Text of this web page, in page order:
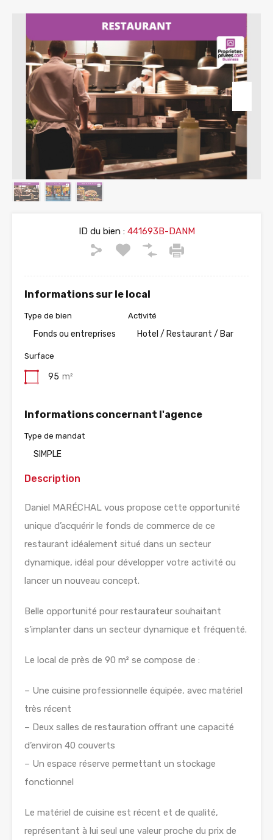
ID du bien :441693B-DANM
Informations sur le local
Type de bien
Fonds ou entreprises
Activité
Hotel / Restaurant / Bar
Surface
95 m²
Informations concernant l'agence
Type de mandat
SIMPLE
Description
Daniel MARÉCHAL vous propose cette opportunité
unique d’acquérir le fonds de commerce de ce
restaurant idéalement situé dans un secteur
dynamique, idéal pour développer votre activité ou
lancer un nouveau concept.
Belle opportunité pour restaurateur souhaitant
s’implanter dans un secteur dynamique et fréquenté.
Le local de près de 90 m² se compose de :
– Une cuisine professionnelle équipée, avec matériel
très récent
– Deux salles de restauration offrant une capacité
d’environ 40 couverts
– Un espace réserve permettant un stockage
fonctionnel
Le matériel de cuisine est récent et de qualité,
représentant à lui seul une valeur proche du prix de